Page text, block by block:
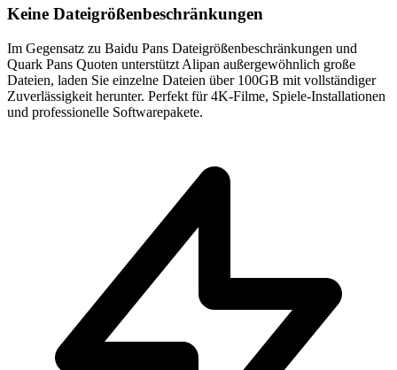
Keine Dateigrößenbeschränkungen
Im Gegensatz zu Baidu Pans Dateigrößenbeschränkungen und
Quark Pans Quoten unterstützt Alipan außergewöhnlich große
Dateien, laden Sie einzelne Dateien über 100GB mit vollständiger
Zuverlässigkeit herunter. Perfekt für 4K-Filme, Spiele-Installationen
und professionelle Softwarepakete.